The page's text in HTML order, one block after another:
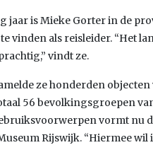
jaar is Mieke Gorter in de
te vinden als reisleider. “Het
vindt ze.
ze honderden
56 bevolkingsgroepen
vormt nu
Rijswijk. “Hiermee